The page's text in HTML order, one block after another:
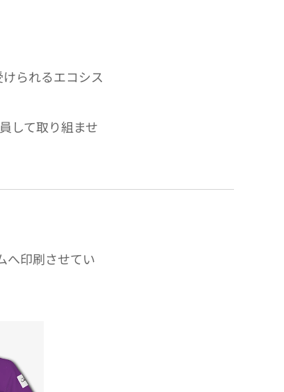
られるエコシス
して取り組ませ
へ印刷させてい